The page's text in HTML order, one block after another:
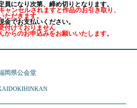
になり次第、締め切りとなります。
ンセルされますと作品のお引き取り、
ただきます。
でお支払いください。
付けておりません
らのお申込みをお願いいたします。
岡県公会堂
KIHINKAN